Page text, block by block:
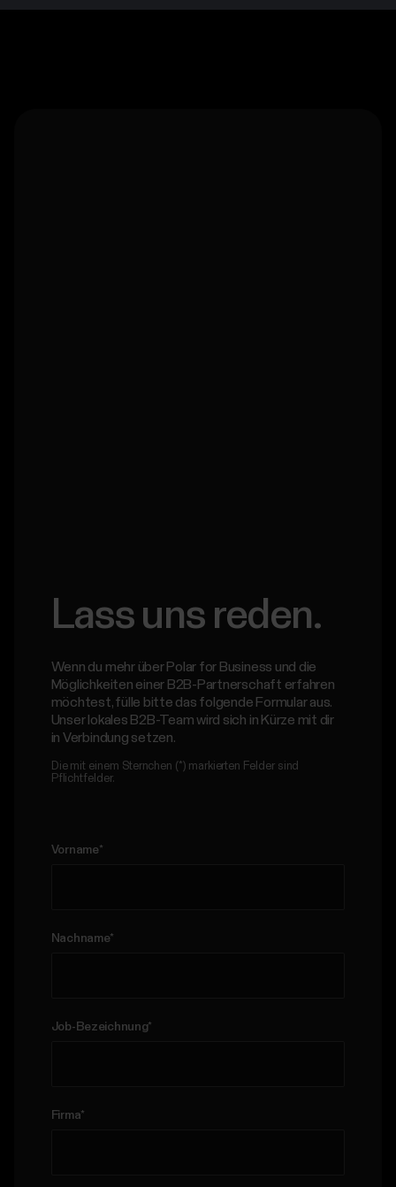
Lass uns reden.
Wenn du mehr über Polar for Business und die
Möglichkeiten einer B2B-Partnerschaft erfahren
möchtest, fülle bitte das folgende Formular aus.
Unser lokales B2B-Team wird sich in Kürze mit dir
in Verbindung setzen.
Die mit einem Sternchen (*) markierten Felder sind
Pflichtfelder.
Vorname*
Nachname*
Job-Bezeichnung*
Firma*